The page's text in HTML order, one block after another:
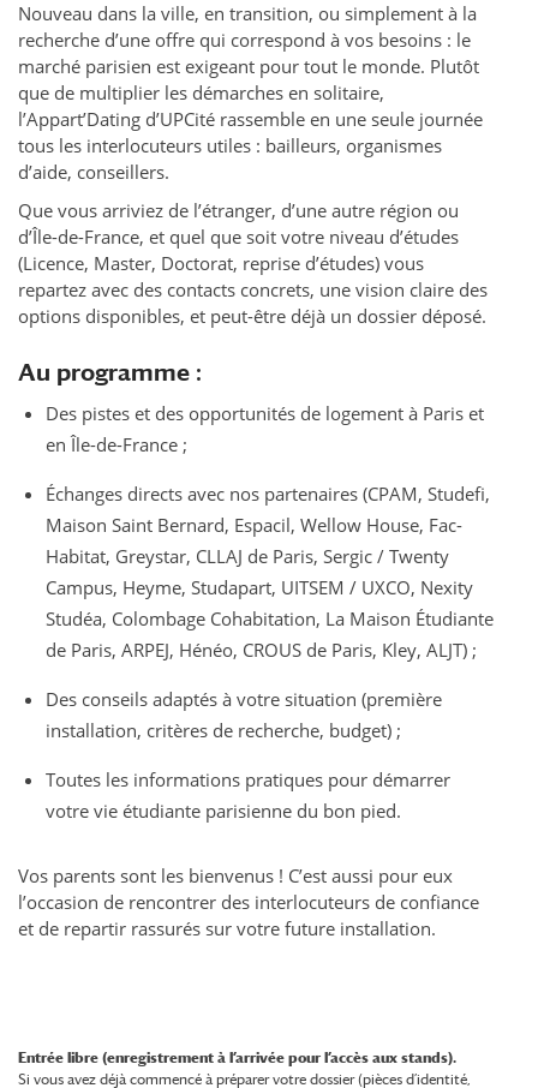
Nouveau dans la ville, en transition, ou simplement à la
recherche d’une offre qui correspond à vos besoins : le
marché parisien est exigeant pour tout le monde. Plutôt
que de multiplier les démarches en solitaire,
l’Appart’Dating d’UPCité rassemble en une seule journée
tous les interlocuteurs utiles : bailleurs, organismes
d’aide, conseillers.
Que vous arriviez de l’étranger, d’une autre région ou
d’Île-de-France, et quel que soit votre niveau d’études
(Licence, Master, Doctorat, reprise d’études) vous
repartez avec des contacts concrets, une vision claire des
options disponibles, et peut-être déjà un dossier déposé.
Au programme :
Des pistes et des opportunités de logement à Paris et
en Île-de-France ;
Échanges directs avec nos partenaires (CPAM, Studefi,
Maison Saint Bernard, Espacil, Wellow House, Fac-
Habitat, Greystar, CLLAJ de Paris, Sergic / Twenty
Campus, Heyme, Studapart, UITSEM / UXCO, Nexity
Studéa, Colombage Cohabitation, La Maison Étudiante
de Paris, ARPEJ, Hénéo, CROUS de Paris, Kley, ALJT) ;
Des conseils adaptés à votre situation (première
installation, critères de recherche, budget) ;
Toutes les informations pratiques pour démarrer
votre vie étudiante parisienne du bon pied.
Vos parents sont les bienvenus ! C’est aussi pour eux
l’occasion de rencontrer des interlocuteurs de confiance
et de repartir rassurés sur votre future installation.
Entrée libre (enregistrement à l’arrivée pour l’accès aux stands).
Si vous avez déjà commencé à préparer votre dossier (pièces d’identité,